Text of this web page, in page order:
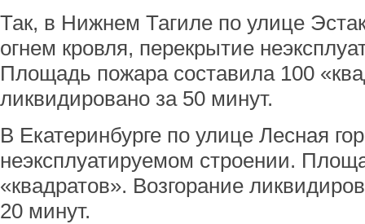
Так, в Нижнем Тагиле по улице
огнем кровля, перекрытие
Площадь пожара составила 100
ликвидировано за 50 минут.
В Екатеринбурге по улице Лесная
неэксплуатируемом строении.
«квадратов». Возгорание
20 минут.